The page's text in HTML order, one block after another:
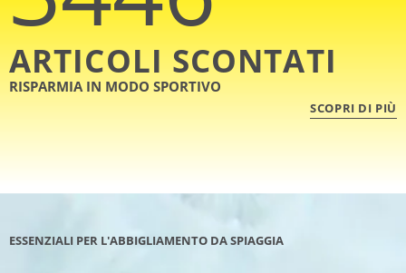
ARTICOLI SCONTATI
RISPARMIA IN MODO SPORTIVO
SCOPRI DI PIÙ
ESSENZIALI PER L'ABBIGLIAMENTO DA SPIAGGIA